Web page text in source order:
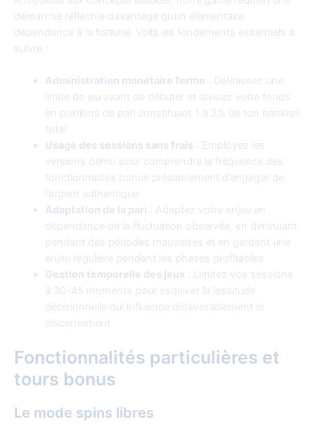
démarche réfléchie davantage qu’un élémentaire
dépendance à la fortune. Voilà les fondements essentiels à
suivre :
Administration monétaire ferme : Définissez une
limite de jeu avant de débuter et divisez votre fonds
en portions de pari constituant 1 à 2% de ton bankroll
total
Usage des sessions sans frais : Employez les
versions démo pour comprendre la fréquence des
fonctionnalités bonus préalablement d’engager de
l’argent authentique
Adaptation de la pari : Adaptez votre enjeu en
dépendance de la fluctuation observée, en diminuant
pendant des périodes mauvaises et en gardant une
enjeu régulière pendant les phases profitables
Gestion temporelle des jeux : Limitez vos sessions
à 30-45 moments pour esquiver la lassitude
décisionnelle qui influence défavorablement le
discernement
Fonctionnalités particulières et
tours bonus
Le mode spins libres